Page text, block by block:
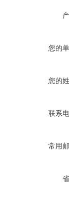
您的
您的
联系
常用